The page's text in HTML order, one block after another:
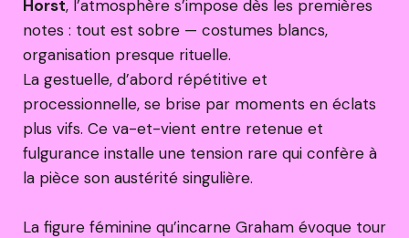
Horst, l’atmosphère s’impose dès les premières
notes : tout est sobre — costumes blancs,
organisation presque rituelle.
La gestuelle, d’abord répétitive et
processionnelle, se brise par moments en éclats
plus vifs. Ce va-et-vient entre retenue et
fulgurance installe une tension rare qui confère à
la pièce son austérité singulière.
La figure féminine qu’incarne Graham évoque tour